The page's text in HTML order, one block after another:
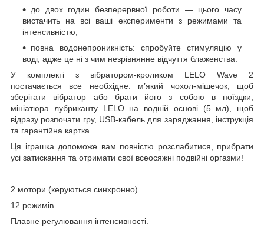
до двох годин безперервної роботи — цього часу
вистачить на всі ваші експерименти з режимами та
інтенсивністю;
повна водонепроникність: спробуйте стимуляцію у
воді, адже це ні з чим незрівнянне відчуття блаженства.
У комплекті з вібратором-кроликом LELO Wave 2
постачається все необхідне: м’який чохол-мішечок, щоб
зберігати вібратор або брати його з собою в поїздки,
мініатюра лубриканту LELO на водній основі (5 мл), щоб
відразу розпочати гру, USB-кабель для заряджання, інструкція
та гарантійна картка.
Ця іграшка допоможе вам повністю розслабитися, прибрати
усі затискання та отримати свої всеосяжні подвійні оргазми!
2 мотори (керуються синхронно).
12 режимів.
Плавне регулювання інтенсивності.